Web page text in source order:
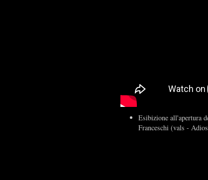
Esibizione all'apertura
Franceschi (vals -